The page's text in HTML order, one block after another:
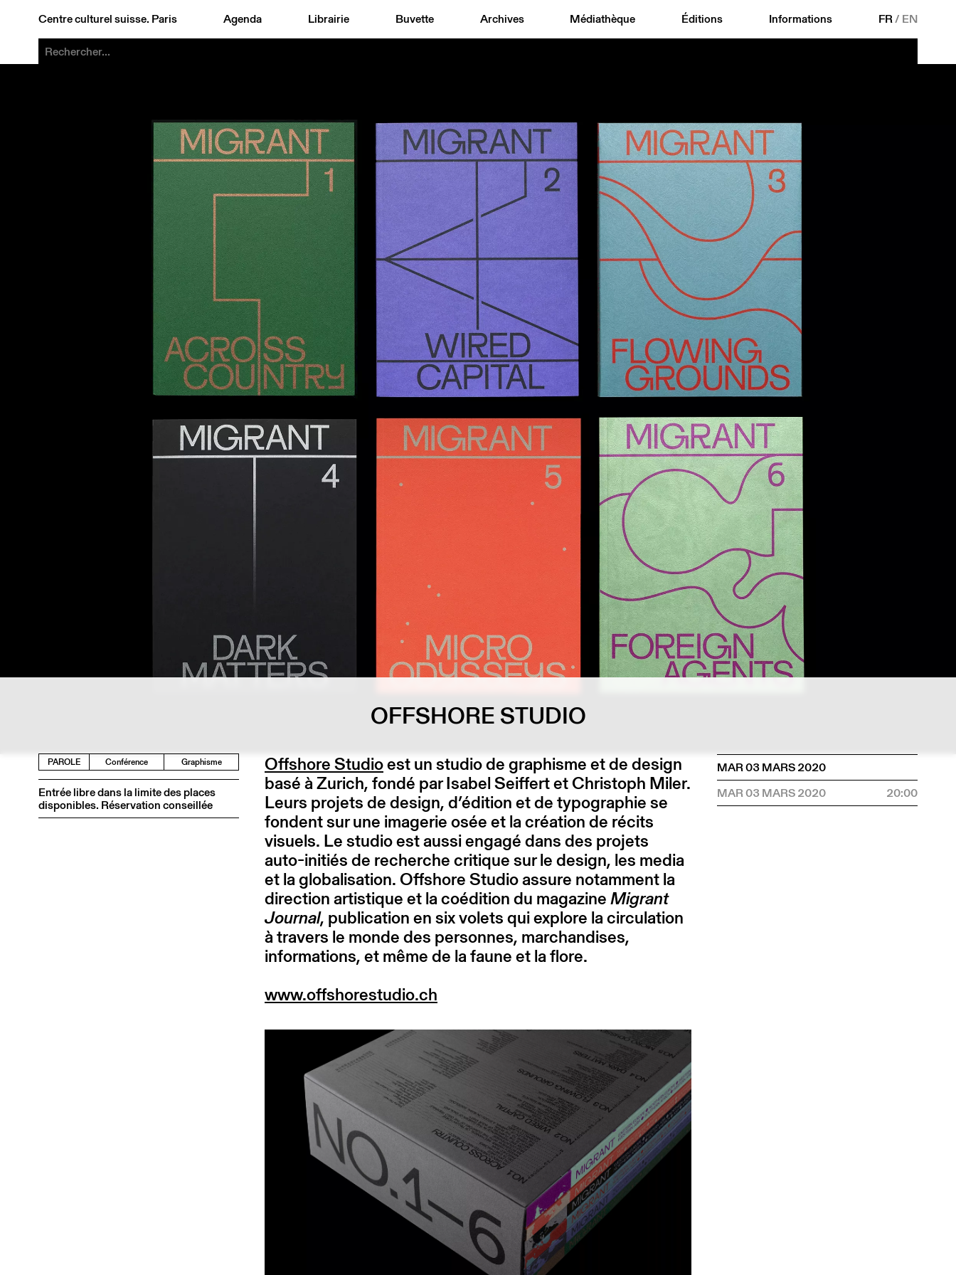
Centre culturel suisse. Paris Agenda Librairie Buvette Archives Médiathèque Éditions Informations FR/ EN
OFFSHORE STUDIO
PAROLE Conférence Graphisme
Entrée libre dans la limite des places
disponibles. Réservation conseillée
Offshore Studioest un studio de graphisme et de design
basé à Zurich, fondé par Isabel Seiffert et Christoph Miler.
Leurs projets de design, d’édition et de typographie se
fondent sur une imagerie osée et la création de récits
visuels. Le studio est aussi engagé dans des projets
auto-initiés de recherche critique sur le design, les media
et la globalisation. Offshore Studio assure notamment la
direction artistique et la coédition du magazineMigrant
Journal, publication en six volets qui explore la circulation
à travers le monde des personnes, marchandises,
informations, et même de la faune et la flore.
www.offshorestudio.ch
MAR 03 MARS 2020
MAR 03 MARS 2020
20:00